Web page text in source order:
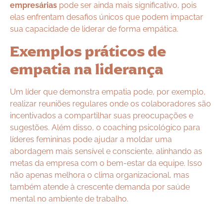
empresárias pode ser ainda mais significativo, pois
elas enfrentam desafios únicos que podem impactar
sua capacidade de liderar de forma empática.
Exemplos práticos de
empatia na liderança
Um líder que demonstra empatia pode, por exemplo,
realizar reuniões regulares onde os colaboradores são
incentivados a compartilhar suas preocupações e
sugestões. Além disso, o coaching psicológico para
líderes femininas pode ajudar a moldar uma
abordagem mais sensível e consciente, alinhando as
metas da empresa com o bem-estar da equipe. Isso
não apenas melhora o clima organizacional, mas
também atende à crescente demanda por saúde
mental no ambiente de trabalho.